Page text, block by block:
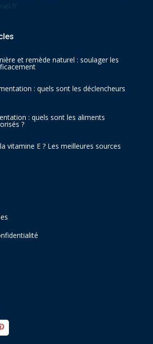
et remède naturel : soulager les
: quels sont les déclencheurs
: quels sont les aliments
?
vitamine E ? Les meilleures sources